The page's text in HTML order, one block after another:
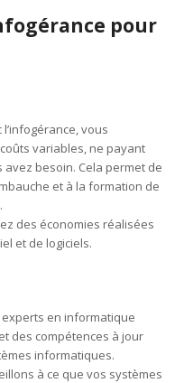
pour
l’infogérance, vous
variables, ne payant
besoin. Cela permet de
et à la formation de
des économies réalisées
et de logiciels.
experts en informatique
des compétences à jour
informatiques.
à ce que vos systèmes